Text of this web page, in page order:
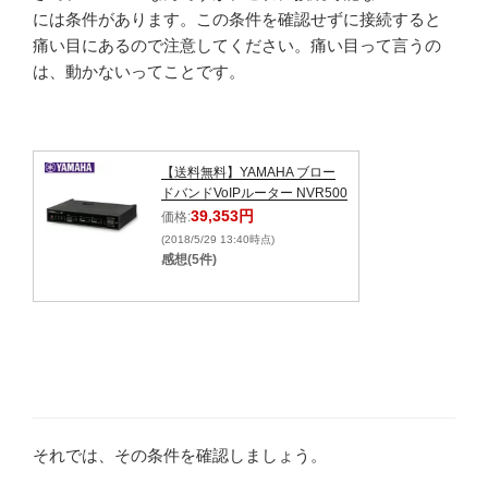
には条件があります。この条件を確認せずに接続すると
痛い目にあるので注意してください。痛い目って言うの
は、動かないってことです。
【送料無料】YAMAHA ブロー
ドバンドVoIPルーター NVR500
価格:39,353円
(2018/5/29 13:40時点)
感想(5件)
それでは、その条件を確認しましょう。